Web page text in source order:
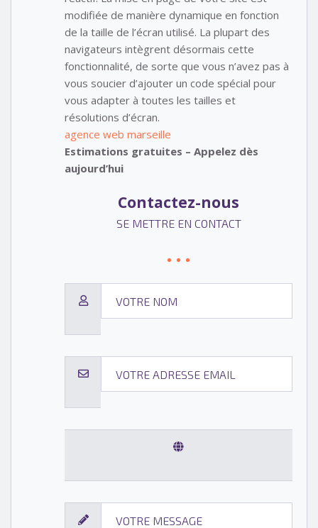
modifiée de manière dynamique en fonction
de la taille de l’écran utilisé. La plupart des
navigateurs intègrent désormais cette
fonctionnalité, de sorte que vous n’avez pas à
vous soucier d’ajouter un code spécial pour
vous adapter à toutes les tailles et
résolutions d’écran.
agence web marseille
Estimations gratuites – Appelez dès
aujourd’hui
Contactez-nous
SE METTRE EN CONTACT